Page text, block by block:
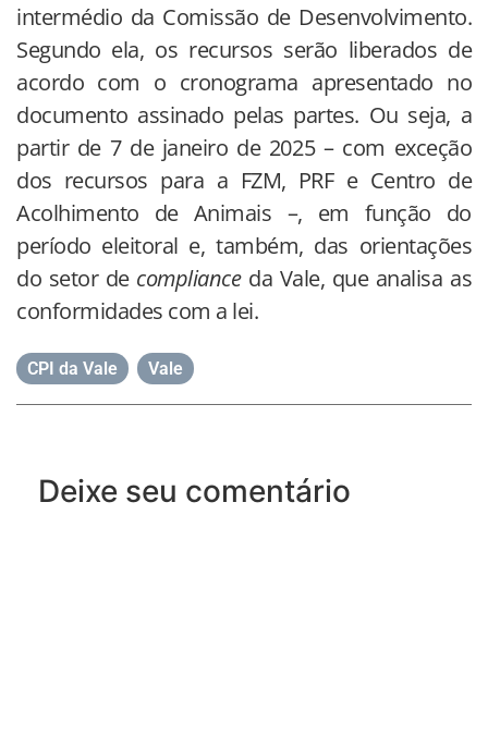
intermédio da Comissão de Desenvolvimento.
Segundo ela, os recursos serão liberados de
acordo com o cronograma apresentado no
documento assinado pelas partes. Ou seja, a
partir de 7 de janeiro de 2025 – com exceção
dos recursos para a FZM, PRF e Centro de
Acolhimento de Animais –, em função do
período eleitoral e, também, das orientações
do setor de compliance da Vale, que analisa as
conformidades com a lei.
CPI da Vale Vale
Deixe seu comentário